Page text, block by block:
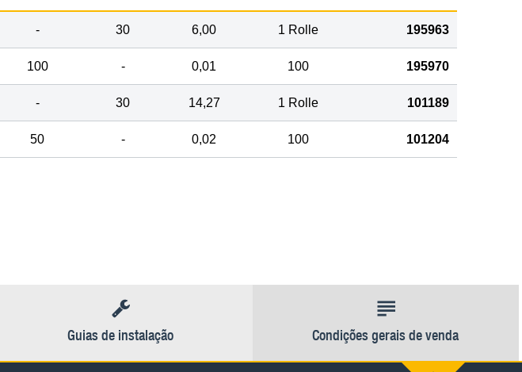
- 30 6,00 1 Rolle 195963
100 - 0,01 100 195970
- 30 14,27 1 Rolle 101189
50 - 0,02 100 101204
Guias de instalação Condições gerais de venda